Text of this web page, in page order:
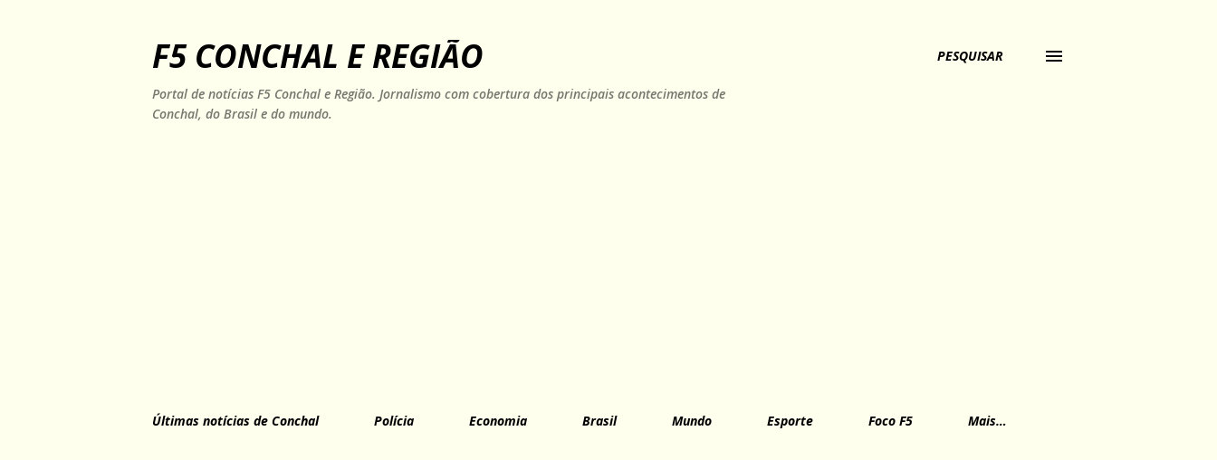
F5 CONCHAL E REGIÃO
Portal de notícias F5 Conchal e Região. Jornalismo com cobertura dos principais acontecimentos de
Conchal, do Brasil e do mundo.
PESQUISAR
Últimas notícias de Conchal Polícia Economia Brasil Mundo Esporte Foco F5 Mais…